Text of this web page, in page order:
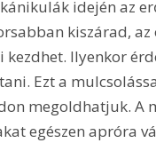
kiszárad, az
Ilyenkor
Ezt a
megoldhatjuk. A
egészen apróra